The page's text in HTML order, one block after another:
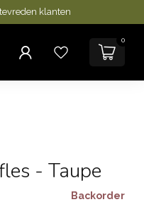
klanten
0
- Taupe
Backorder